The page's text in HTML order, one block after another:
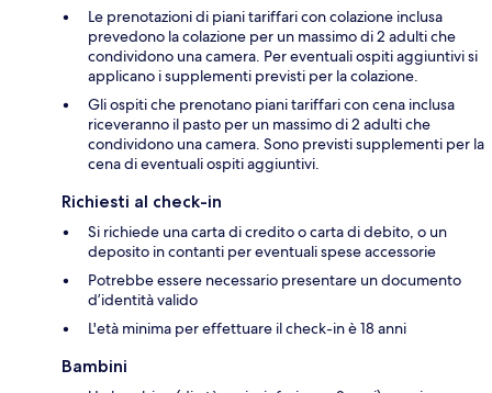
Le prenotazioni di piani tariffari con colazione inclusa
prevedono la colazione per un massimo di 2 adulti che
condividono una camera. Per eventuali ospiti aggiuntivi si
applicano i supplementi previsti per la colazione.
Gli ospiti che prenotano piani tariffari con cena inclusa
riceveranno il pasto per un massimo di 2 adulti che
condividono una camera. Sono previsti supplementi per la
cena di eventuali ospiti aggiuntivi.
Richiesti al check-in
Si richiede una carta di credito o carta di debito, o un
deposito in contanti per eventuali spese accessorie
Potrebbe essere necessario presentare un documento
d’identità valido
L'età minima per effettuare il check-in è 18 anni
Bambini